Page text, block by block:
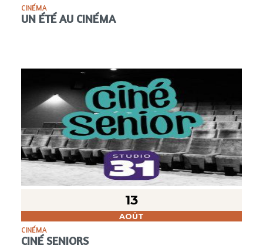
CINÉMA
UN ÉTÉ AU CINÉMA
13
AOÛT
CINÉMA
CINÉ SENIORS